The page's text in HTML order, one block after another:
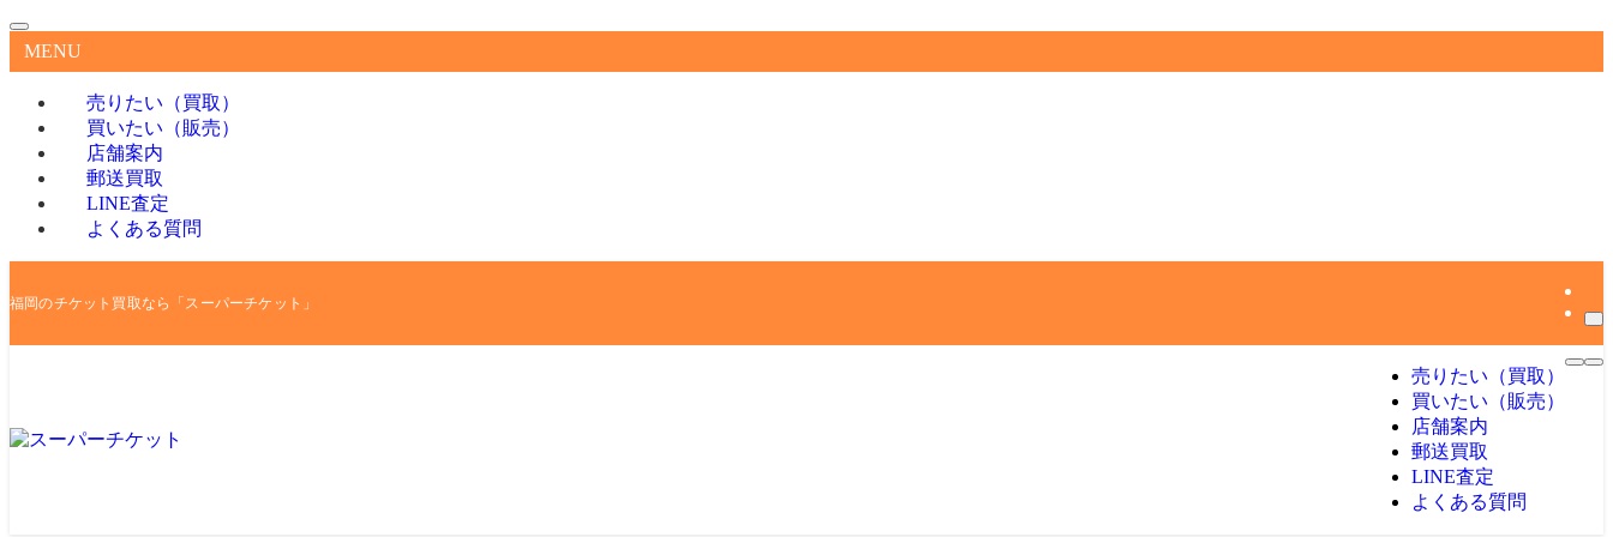
MENU
売りたい（買取）
買いたい（販売）
店舗案内
郵送買取
LINE査定
よくある質問
福岡のチケット買取なら「スーパーチケット」
売りたい（買取）
買いたい（販売）
店舗案内
郵送買取
LINE査定
よくある質問